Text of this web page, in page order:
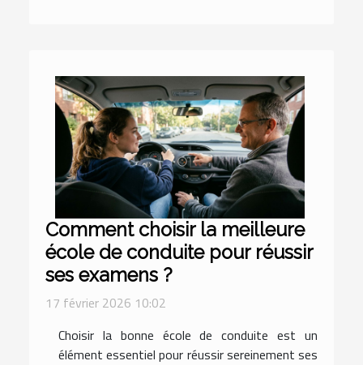
Comment choisir la meilleure
école de conduite pour réussir
ses examens ?
17 février 2026 10:02
Choisir la bonne école de conduite est un
élément essentiel pour réussir sereinement ses